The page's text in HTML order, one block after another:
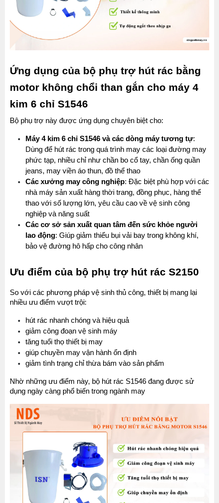
Ứng dụng của bộ phụ trợ hút rác bằng
motor không chổi than gắn cho máy 4
kim 6 chỉ S1546
Bộ phụ trợ này được ứng dụng chuyên biệt cho:
Máy 4 kim 6 chỉ S1546 và các dòng máy tương tự:
Dùng để hút rác trong quá trình may các loại đường may
phức tạp, nhiều chỉ như chần bo cổ tay, chần ống quần
jeans, may viền áo thun, đồ thể thao
Các xưởng may công nghiệp: Đặc biệt phù hợp với các
nhà máy sản xuất hàng thời trang, đồng phục, hàng thể
thao với số lượng lớn, yêu cầu cao về vệ sinh công
nghiệp và năng suất
Các cơ sở sản xuất quan tâm đến sức khỏe người
lao động: Giúp giảm thiểu bụi vải bay trong không khí,
bảo vệ đường hô hấp cho công nhân
Ưu điểm của bộ phụ trợ hút rác S2150
So với các phương pháp vệ sinh thủ công, thiết bị mang lại
nhiều ưu điểm vượt trội:
hút rác nhanh chóng và hiệu quả
giảm công đoạn vệ sinh máy
tăng tuổi thọ thiết bị may
giúp chuyền may vận hành ổn định
giảm tình trạng chỉ thừa bám vào sản phẩm
Nhờ những ưu điểm này, bộ hút rác S1546 đang được sử
dụng ngày càng phổ biến trong ngành may